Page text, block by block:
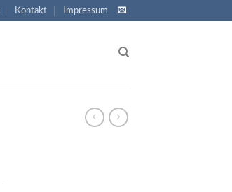
Kontakt Impressum